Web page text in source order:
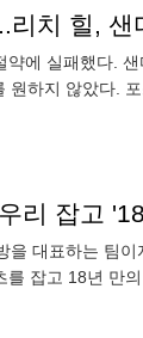
리치 힐,
에 실패했다.
하지 않았다.
리 잡고
을 대표하는 팀
잡고 18년 만